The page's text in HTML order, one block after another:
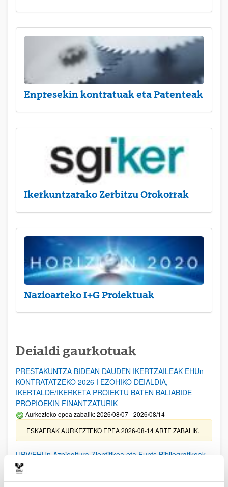
Enpresekin kontratuak eta Patenteak
Ikerkuntzarako Zerbitzu Orokorrak
Nazioarteko I+G Proiektuak
Deialdi gaurkotuak
PRESTAKUNTZA BIDEAN DAUDEN IKERTZAILEAK EHUn
KONTRATATZEKO 2026 I EZOHIKO DEIALDIA,
IKERTALDE/IKERKETA PROIEKTU BATEN BALIABIDE
PROPIOEKIN FINANTZATURIK
Aurkezteko epea zabalik: 2026/08/07 - 2026/08/14
ESKAERAK AURKEZTEKO EPEA 2026-08-14 ARTE ZABALIK.
UPV/EHUn Azpiegitura Zientifikoa eta Funts Bibliografikoak
erosi eta berritzeko laguntzak 2026